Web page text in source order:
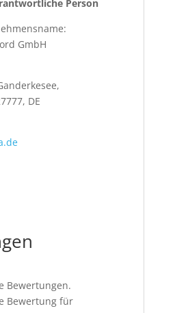
Person
GmbH
DE
Bewertungen.
Bewertung für